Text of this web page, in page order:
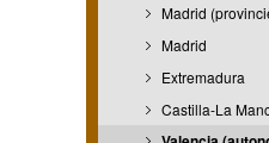
Madrid
Madrid
Extremadura
Castilla-La